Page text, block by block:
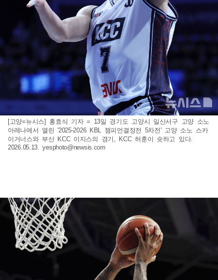
[고양=뉴시스] 홍효식 기자 = 13일 경기도 고양시 일산서구 고양 소노
아레나에서 열린 '2025-2026 KBL 챔피언결정전 5차전' 고양 소노 스카
이거너스와 부산 KCC 이지스의 경기, KCC 허훈이 슛하고 있다.
2026.05.13.yesphoto@newsis.com